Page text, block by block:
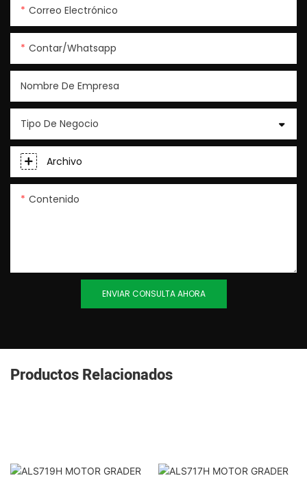
Correo Electrónico
Contar/whatsapp
Nombre De Empresa
Tipo De Negocio
Archivo
Contenido
ENVIAR CONSULTA AHORA
Productos Relacionados